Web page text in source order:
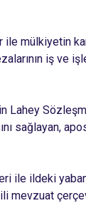
mülkiyetin
iş ve
Lahey
sağlayan,
ile ildeki
mevzuat